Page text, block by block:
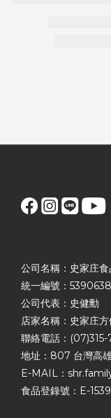
公司名稱：史家庄
統一編號：
公司代表：史健勳
店家名稱：史家庄
聯絡電話：
地址：807 台灣高
E-MAIL：
食品登錄號：E-